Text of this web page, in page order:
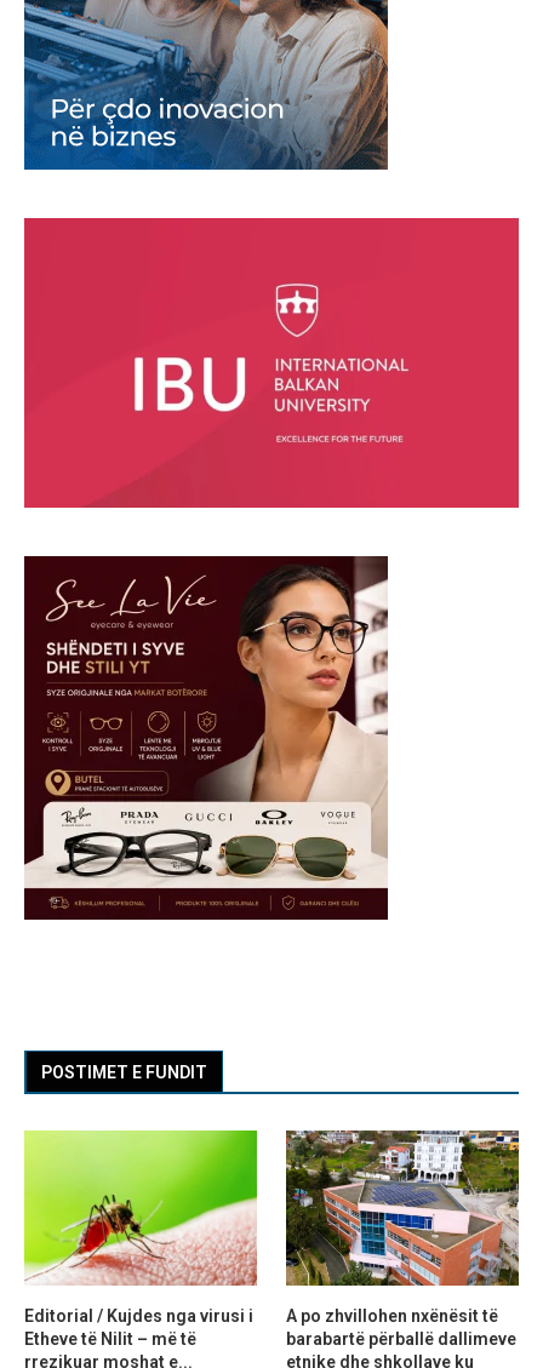
POSTIMET E FUNDIT
Editorial / Kujdes nga virusi i
Etheve të Nilit – më të
rrezikuar moshat e...
A po zhvillohen nxënësit të
barabartë përballë dallimeve
etnike dhe shkollave ku